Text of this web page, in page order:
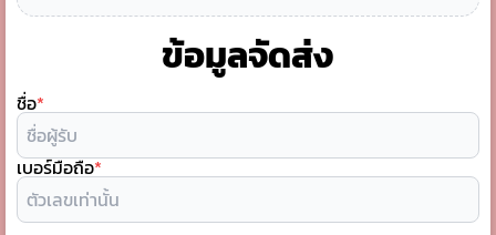
ข้อมูลจัดส่ง
ชื่อ*
เบอร์มือถือ*